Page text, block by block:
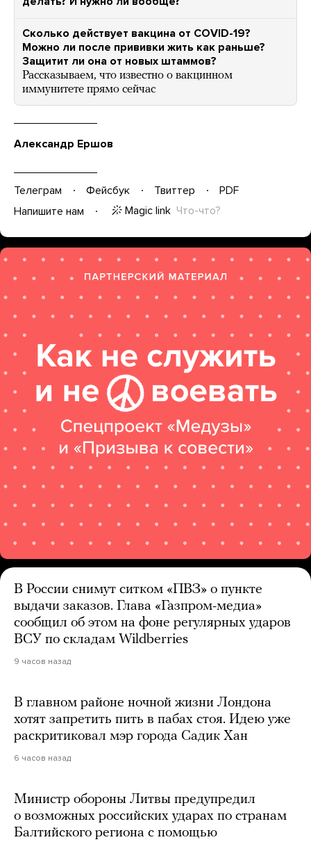
Сколько действует вакцина от COVID-19?
Можно ли после прививки жить как раньше?
Защитит ли она от новых штаммов?
Рассказываем, что известно о вакцинном
иммунитете прямо сейчас
Александр Ершов
Телеграм Фейсбук Твиттер
PDF
Напишите нам
Magic link Что-что?
В России снимут ситком «ПВЗ» о пункте
выдачи заказов. Глава «Газпром-медиа»
сообщил об этом на фоне регулярных ударов
ВСУ по складам Wildberries
9 часов назад
В главном районе ночной жизни Лондона
хотят запретить пить в пабах стоя. Идею уже
раскритиковал мэр города Садик Хан
6 часов назад
Министр обороны Литвы предупредил
о возможных российских ударах по странам
Балтийского региона с помощью